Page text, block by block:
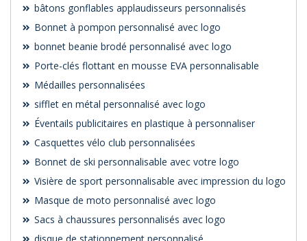
bâtons gonflables applaudisseurs personnalisés
Bonnet à pompon personnalisé avec logo
bonnet beanie brodé personnalisé avec logo
Porte-clés flottant en mousse EVA personnalisable
Médailles personnalisées
sifflet en métal personnalisé avec logo
Éventails publicitaires en plastique à personnaliser
Casquettes vélo club personnalisées
Bonnet de ski personnalisable avec votre logo
Visière de sport personnalisable avec impression du logo
Masque de moto personnalisé avec logo
Sacs à chaussures personnalisés avec logo